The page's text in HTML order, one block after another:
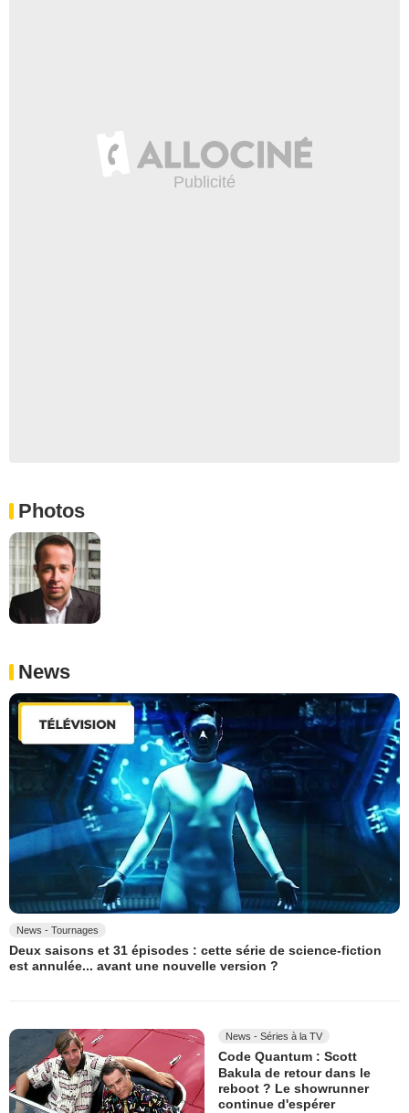
Photos
News
News - Tournages
Deux saisons et 31 épisodes : cette série de science-fiction
est annulée... avant une nouvelle version ?
News - Séries à la TV
Code Quantum : Scott
Bakula de retour dans le
reboot ? Le showrunner
continue d'espérer